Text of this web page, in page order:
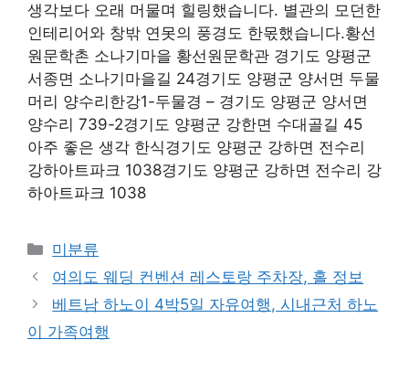
생각보다 오래 머물며 힐링했습니다. 별관의 모던한
인테리어와 창밖 연못의 풍경도 한몫했습니다.황선
원문학촌 소나기마을 황선원문학관 경기도 양평군
서종면 소나기마을길 24경기도 양평군 양서면 두물
머리 양수리한강1-두물경 – 경기도 양평군 양서면
양수리 739-2경기도 양평군 강한면 수대골길 45
아주 좋은 생각 한식경기도 양평군 강하면 전수리
강하아트파크 1038경기도 양평군 강하면 전수리 강
하아트파크 1038
Categories
미분류
여의도 웨딩 컨벤션 레스토랑 주차장, 홀 정보
베트남 하노이 4박5일 자유여행, 시내근처 하노
이 가족여행